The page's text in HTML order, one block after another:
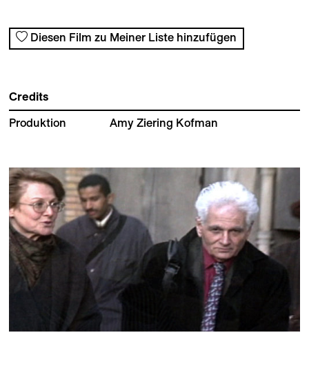
Diesen Film zu Meiner Liste hinzufügen
Credits
Produktion Amy Ziering Kofman